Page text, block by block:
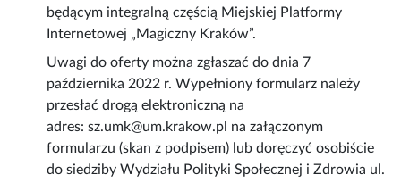
będącym integralną częścią Miejskiej Platformy
Internetowej „Magiczny Kraków”.
Uwagi do oferty można zgłaszać do dnia 7
października 2022 r. Wypełniony formularz należy
przesłać drogą elektroniczną na
adres: sz.umk@um.krakow.pl na załączonym
formularzu (skan z podpisem) lub doręczyć osobiście
do siedziby Wydziału Polityki Społecznej i Zdrowia ul.